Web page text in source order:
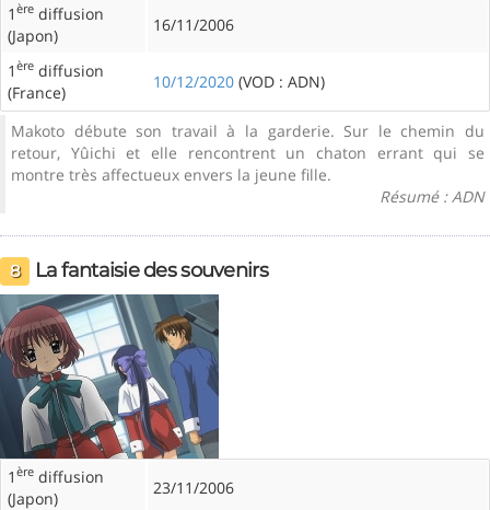
1 ère diffusion
(Japon)
16/11/2006
1 ère diffusion
(France)
10/12/2020 (VOD : ADN)
Makoto débute son travail à la garderie. Sur le chemin du
retour, Yûichi et elle rencontrent un chaton errant qui se
montre très affectueux envers la jeune fille.
Résumé : ADN
8 La fantaisie des souvenirs
1 ère diffusion
(Japon)
23/11/2006